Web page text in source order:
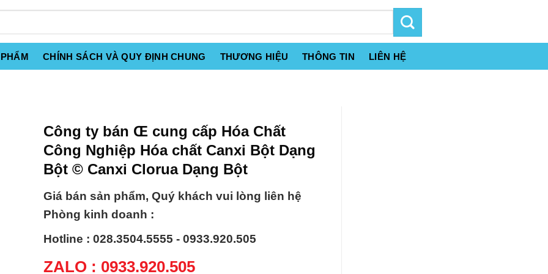
CHÍNH SÁCH VÀ QUY ĐỊNH CHUNG THƯƠNG HIỆU THÔNG TIN LIÊN HỆ
Công ty bán Œ cung cấp Hóa Chất
Công Nghiệp Hóa chất Canxi Bột Dạng
Bột © Canxi Clorua Dạng Bột
Giá bán sản phẩm, Quý khách vui lòng liên hệ
Phòng kinh doanh :
Hotline : 028.3504.5555 - 0933.920.505
ZALO : 0933.920.505